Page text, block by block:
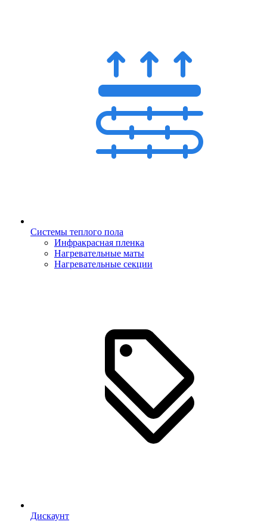
Системы теплого пола
Инфракрасная пленка
Нагревательные маты
Нагревательные секции
Дискаунт